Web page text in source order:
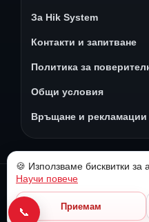
За Hik System
Контакти и запитване
Политика за
Общи условия
Връщане и рекламации
© 2026
Камери за видеонаблюдение,
0895 098 518
📞
🍪 Използваме бисквитки за
Научи повече
Приемам